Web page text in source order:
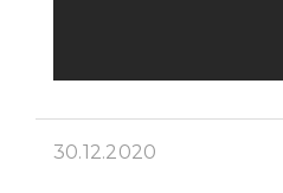
30.12.2020